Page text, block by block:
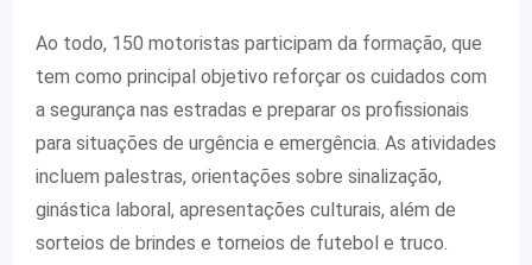
Ao todo, 150 motoristas participam da formação, que
tem como principal objetivo reforçar os cuidados com
a segurança nas estradas e preparar os profissionais
para situações de urgência e emergência. As atividades
incluem palestras, orientações sobre sinalização,
ginástica laboral, apresentações culturais, além de
sorteios de brindes e torneios de futebol e truco.